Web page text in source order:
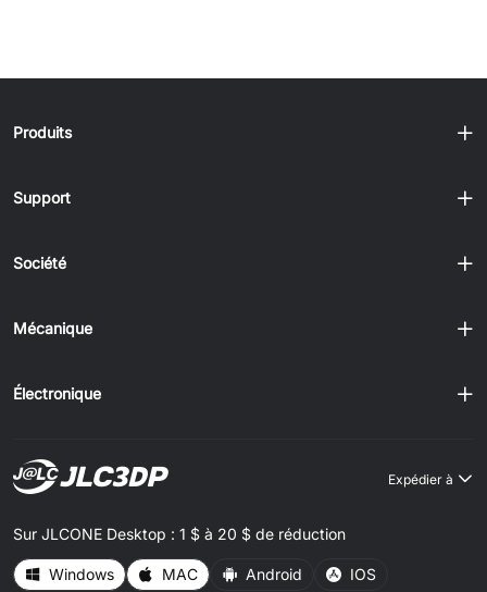
Produits
Support
Société
Mécanique
Électronique
Expédier à
Sur JLCONE Desktop : 1 $ à 20 $ de réduction
Windows MAC Android IOS